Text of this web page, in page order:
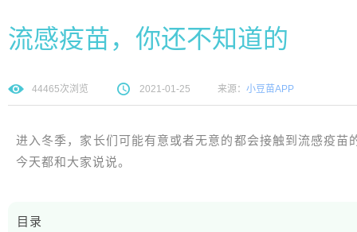
流感疫苗，你还不知道的
44465次浏览 2021-01-25 来源： 小豆苗APP
进入冬季，家长们可能有意或者无意的都会接触到流感疫
今天都和大家说说。
目录